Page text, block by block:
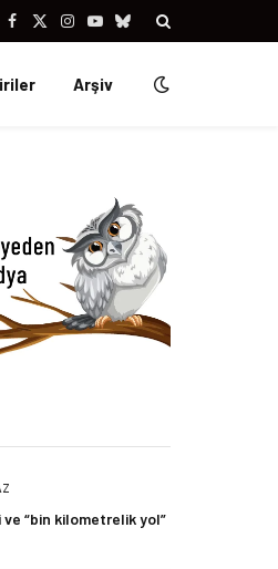
Facebook
X
Instagram
YouTubeBluesky
Arşiv
“bin kilometrelik yol”